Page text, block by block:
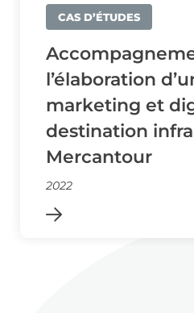
CAS D’ÉTUDES
l’élaboration
marketing et
destination
Mercantour
2022